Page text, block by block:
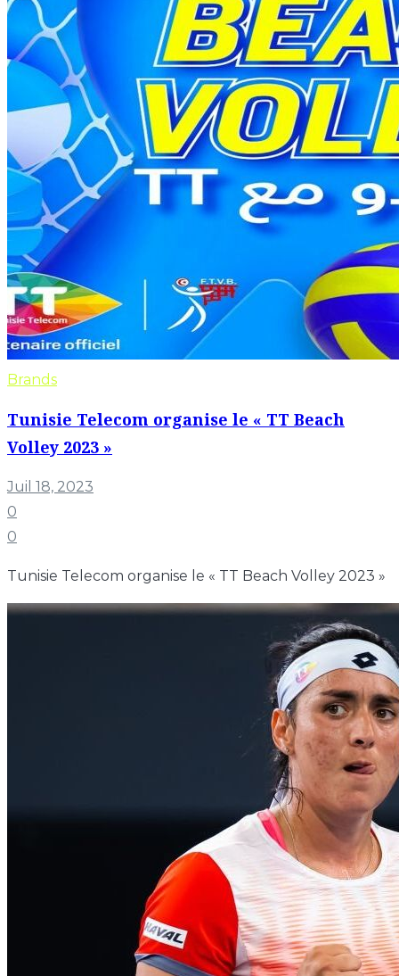
Brands
Tunisie Telecom organise le « TT Beach
Volley 2023 »
Juil 18, 2023
0
0
Tunisie Telecom organise le « TT Beach Volley 2023 »